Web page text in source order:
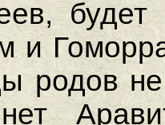
будет
и
родов